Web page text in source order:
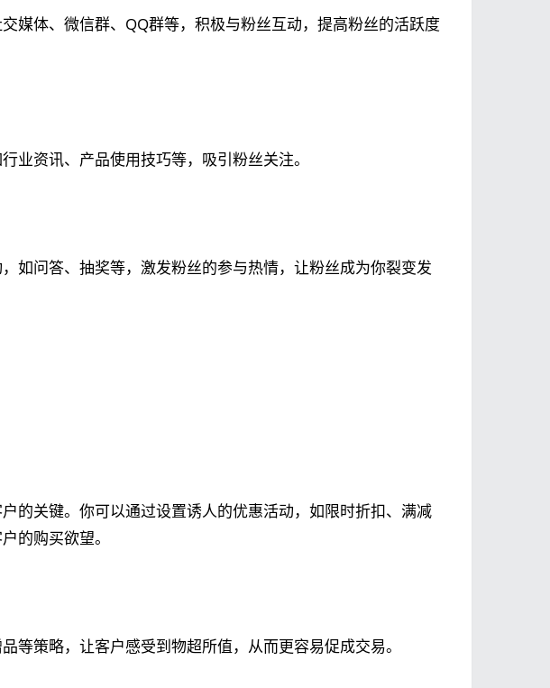
媒体、微信群、QQ群等，积极与粉丝互动，提高粉丝的活跃度
业资讯、产品使用技巧等，吸引粉丝关注。
如问答、抽奖等，激发粉丝的参与热情，让粉丝成为你裂变发
的关键。你可以通过设置诱人的优惠活动，如限时折扣、满减
的购买欲望。
等策略，让客户感受到物超所值，从而更容易促成交易。